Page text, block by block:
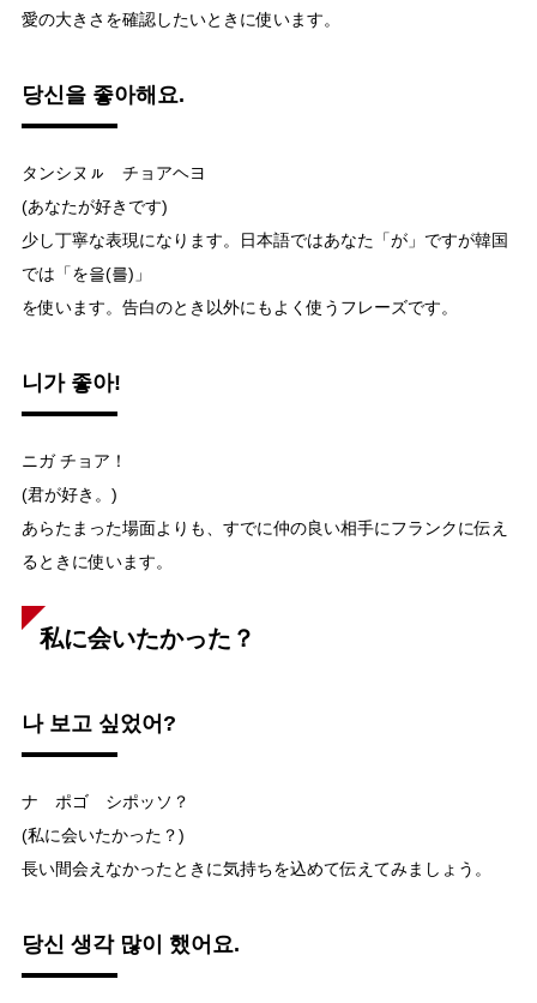
愛の大きさを確認したいときに使います。
당신을 좋아해요.
タンシヌㇽ チョアヘヨ
(あなたが好きです)
少し丁寧な表現になります。日本語ではあなた「が」ですが韓国
では「を을(를)」
を使います。告白のとき以外にもよく使うフレーズです。
니가 좋아!
ニガ チョア！
(君が好き。)
あらたまった場面よりも、すでに仲の良い相手にフランクに伝え
るときに使います。
私に会いたかった？
나 보고 싶었어?
ナ ポゴ シポッソ？
(私に会いたかった？)
長い間会えなかったときに気持ちを込めて伝えてみましょう。
당신 생각 많이 했어요.